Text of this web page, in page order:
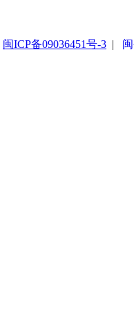
闽ICP备09036451号-3 |